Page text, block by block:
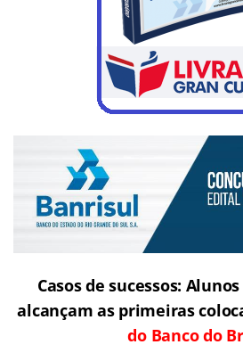
Casos de sucessos:
alcançam as primeiras
do Banco do